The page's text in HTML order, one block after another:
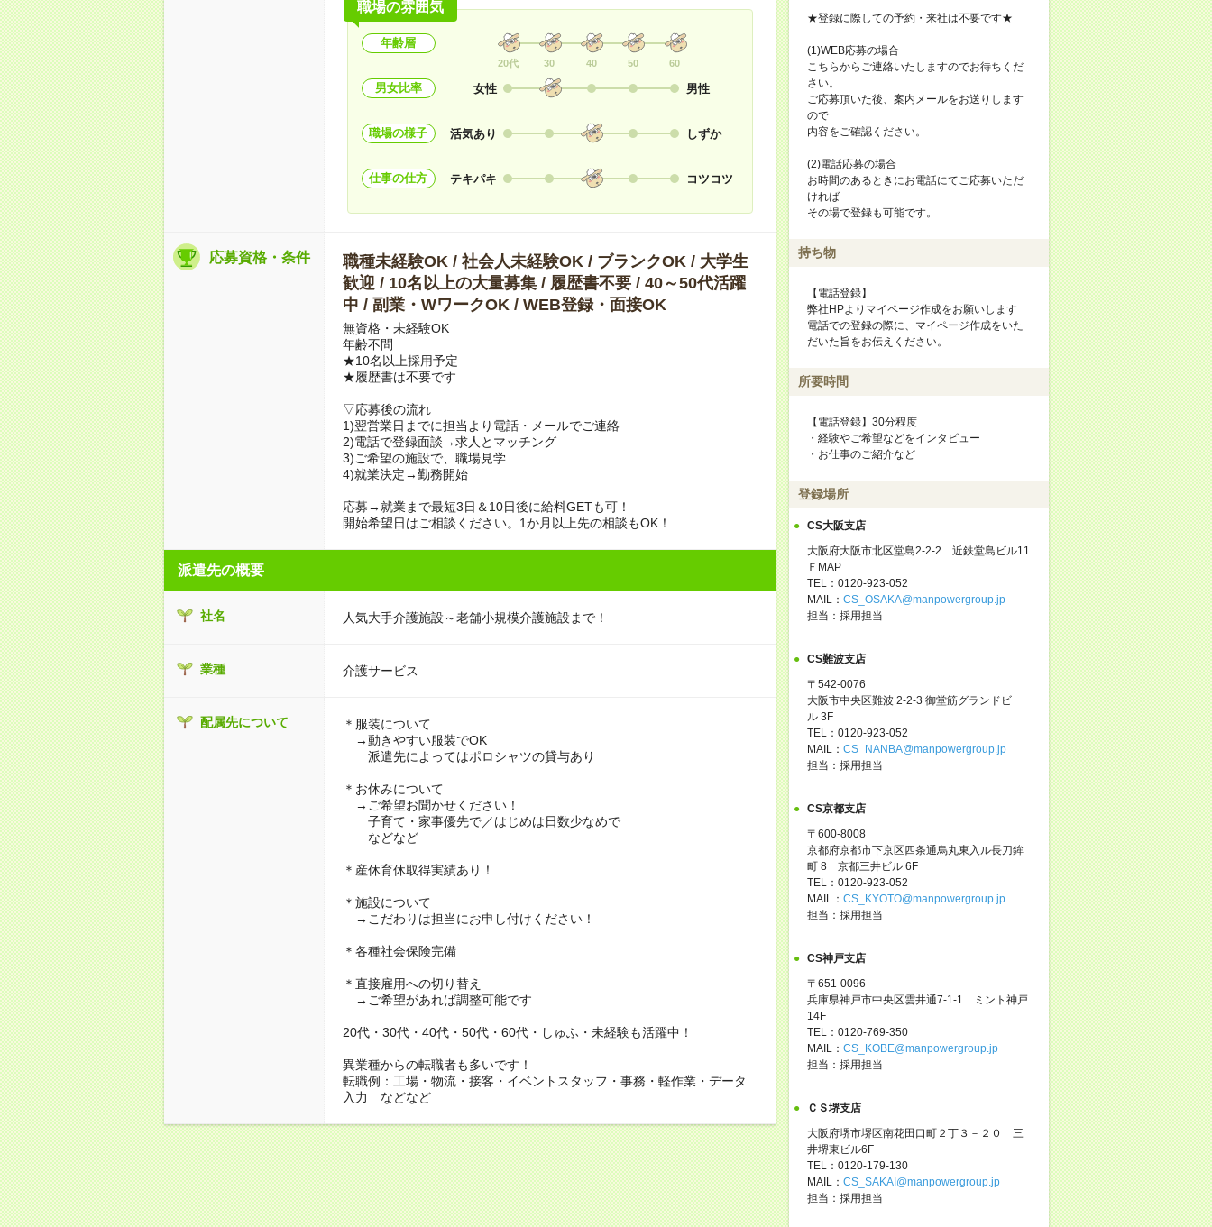
職場の雰囲気
年齢層
20代 30 40 50 60
男女比率 女性 男性
職場の様子 活気あり しずか
仕事の仕方 テキパキ コツコツ
応募資格・条件
職種未経験OK / 社会人未経験OK / ブランクOK / 大学生
歓迎 / 10名以上の大量募集 / 履歴書不要 / 40～50代活躍
中 / 副業・WワークOK / WEB登録・面接OK
無資格・未経験OK
年齢不問
★10名以上採用予定
★履歴書は不要です
▽応募後の流れ
1)翌営業日までに担当より電話・メールでご連絡
2)電話で登録面談→求人とマッチング
3)ご希望の施設で、職場見学
4)就業決定→勤務開始
応募→就業まで最短3日＆10日後に給料GETも可！
開始希望日はご相談ください。1か月以上先の相談もOK！
派遣先の概要
社名 人気大手介護施設～老舗小規模介護施設まで！
業種 介護サービス
配属先について
＊服装について
→動きやすい服装でOK
派遣先によってはポロシャツの貸与あり
＊お休みについて
→ご希望お聞かせください！
子育て・家事優先で／はじめは日数少なめで
などなど
＊産休育休取得実績あり！
＊施設について
→こだわりは担当にお申し付けください！
＊各種社会保険完備
＊直接雇用への切り替え
→ご希望があれば調整可能です
20代・30代・40代・50代・60代・しゅふ・未経験も活躍中！
異業種からの転職者も多いです！
転職例：工場・物流・接客・イベントスタッフ・事務・軽作業・データ
入力 などなど
★登録に際しての予約・来社は不要です★
(1)WEB応募の場合
こちらからご連絡いたしますのでお待ちくだ
さい。
ご応募頂いた後、案内メールをお送りします
ので
内容をご確認ください。
(2)電話応募の場合
お時間のあるときにお電話にてご応募いただ
ければ
その場で登録も可能です。
持ち物
【電話登録】
弊社HPよりマイページ作成をお願いします
電話での登録の際に、マイページ作成をいた
だいた旨をお伝えください。
所要時間
【電話登録】30分程度
・経験やご希望などをインタビュー
・お仕事のご紹介など
登録場所
CS大阪支店
大阪府大阪市北区堂島2-2-2 近鉄堂島ビル11
ＦMAP
TEL：0120-923-052
MAIL： CS_OSAKA@manpowergroup.jp
担当：採用担当
CS難波支店
〒542-0076
大阪市中央区難波 2-2-3 御堂筋グランドビ
ル 3F
TEL：0120-923-052
MAIL： CS_NANBA@manpowergroup.jp
担当：採用担当
CS京都支店
〒600-8008
京都府京都市下京区四条通烏丸東入ル長刀鉾
町 8 京都三井ビル 6F
TEL：0120-923-052
MAIL： CS_KYOTO@manpowergroup.jp
担当：採用担当
CS神戸支店
〒651-0096
兵庫県神戸市中央区雲井通7-1-1 ミント神戸
14F
TEL：0120-769-350
MAIL： CS_KOBE@manpowergroup.jp
担当：採用担当
ＣＳ堺支店
大阪府堺市堺区南花田口町２丁３－２０ 三
井堺東ビル6F
TEL：0120-179-130
MAIL： CS_SAKAI@manpowergroup.jp
担当：採用担当